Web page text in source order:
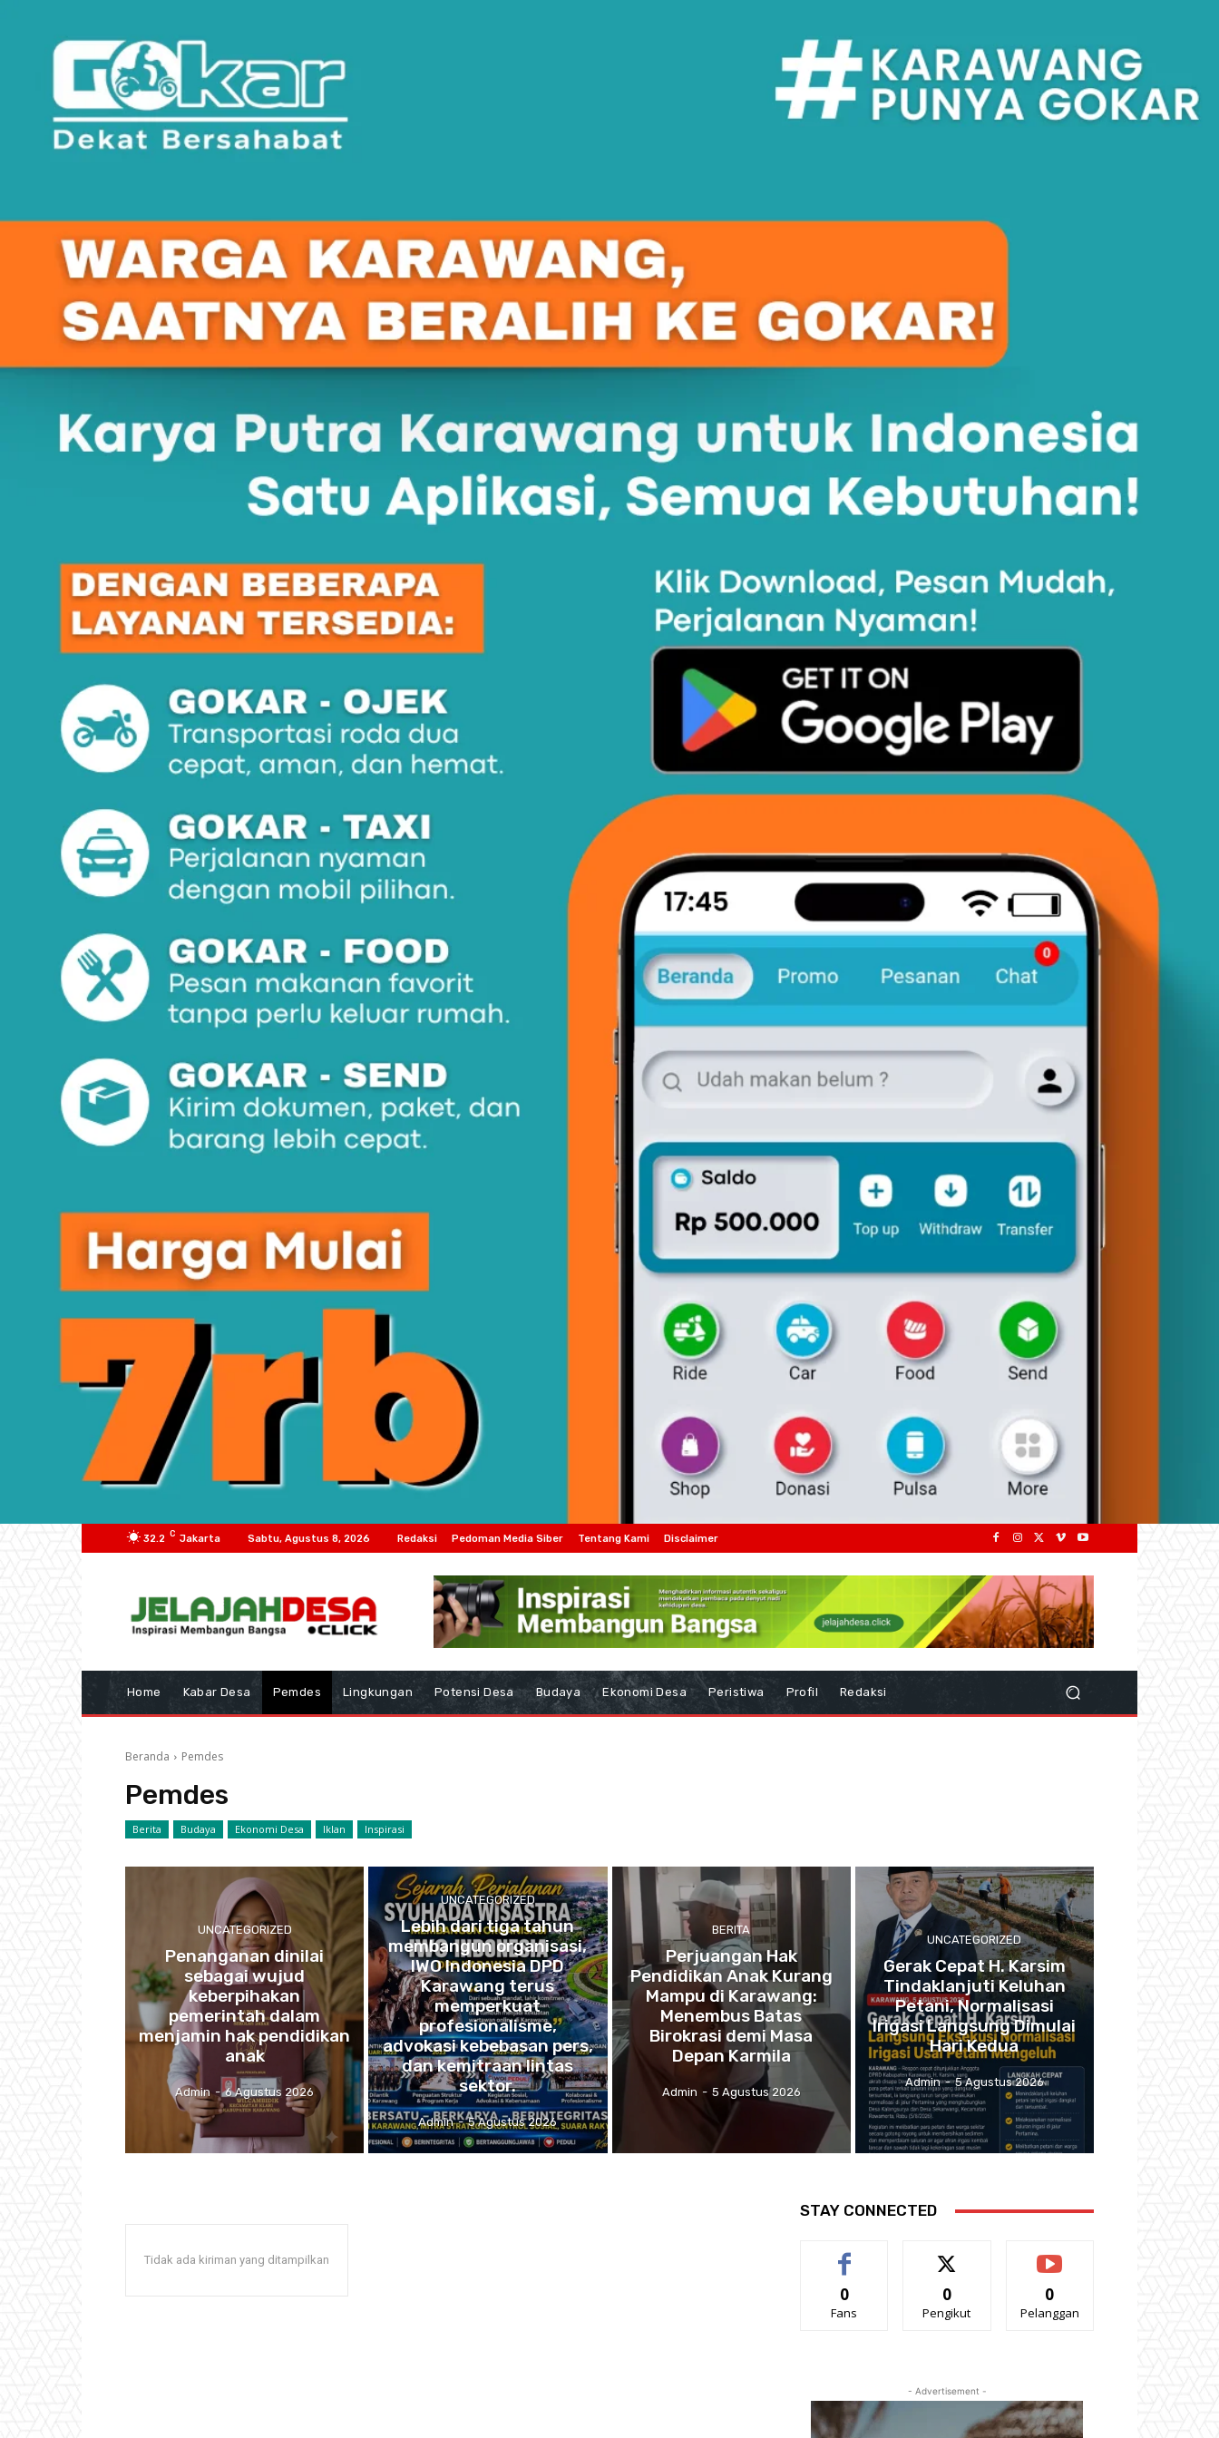
32.2 C Jakarta Sabtu, Agustus 8, 2026 Redaksi Pedoman Media Siber Tentang Kami Disclaimer
Home Kabar Desa Pemdes Lingkungan Potensi Desa Budaya Ekonomi Desa Peristiwa Profil Redaksi
Beranda Pemdes
Pemdes
Berita Budaya Ekonomi Desa Iklan Inspirasi
UNCATEGORIZED
Penanganan dinilai
sebagai wujud
keberpihakan
pemerintah dalam
menjamin hak pendidikan
anak
Admin - 6 Agustus 2026
UNCATEGORIZED
Lebih dari tiga tahun
membangun organisasi,
IWO Indonesia DPD
Karawang terus
memperkuat
profesionalisme,
advokasi kebebasan pers,
dan kemitraan lintas
sektor.
Admin - 5 Agustus 2026
BERITA
Perjuangan Hak
Pendidikan Anak Kurang
Mampu di Karawang:
Menembus Batas
Birokrasi demi Masa
Depan Karmila
Admin - 5 Agustus 2026
UNCATEGORIZED
Gerak Cepat H. Karsim
Tindaklanjuti Keluhan
Petani, Normalisasi
Irigasi Langsung Dimulai
Hari Kedua
Admin - 5 Agustus 2026
Tidak ada kiriman yang ditampilkan
STAY CONNECTED
0
Fans
0
Pengikut
0
Pelanggan
- Advertisement -